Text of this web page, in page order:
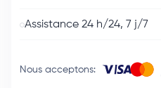
Assistance 24 h/24, 7 j/7
Nous acceptons: